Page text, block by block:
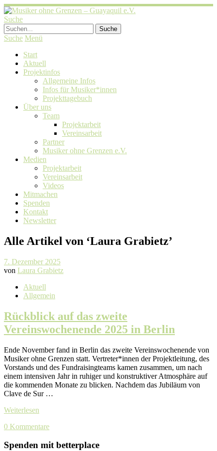
Suche
Suche Menü
Start
Aktuell
Projektinfos
Allgemeine Infos
Infos für Musiker*innen
Projekttagebuch
Über uns
Team
Projektarbeit
Vereinsarbeit
Partner
Musiker ohne Grenzen e.V.
Medien
Projektarbeit
Vereinsarbeit
Videos
Mitmachen
Spenden
Kontakt
Newsletter
Alle Artikel von ‘Laura Grabietz’
7. Dezember 2025
von Laura Grabietz
Aktuell
Allgemein
Rückblick auf das zweite
Vereinswochenende 2025 in Berlin
Ende November fand in Berlin das zweite Vereinswochenende von
Musiker ohne Grenzen statt. Vertreter*innen der Projektleitung, des
Vorstands und des Fundraisingteams kamen zusammen, um nach
einem intensiven Jahr in ruhiger und konstruktiver Atmosphäre auf
die kommenden Monate zu blicken. Nachdem das Jubiläum von
Clave de Sur …
Weiterlesen
0 Kommentare
Spenden mit betterplace